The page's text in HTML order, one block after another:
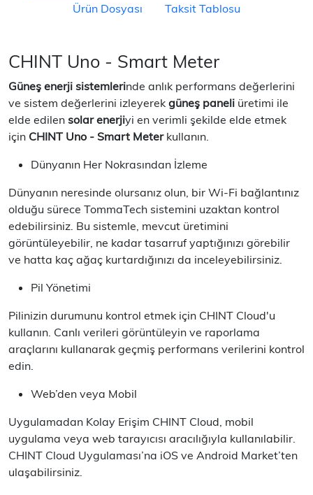
Ürün Dosyası
Taksit Tablosu
CHINT Uno - Smart Meter
Güneş enerji sistemlerinde anlık performans değerlerini
ve sistem değerlerini izleyerek güneş paneli üretimi ile
elde edilen solar enerjiyi en verimli şekilde elde etmek
için CHINT Uno - Smart Meterkullanın.
Dünyanın Her Nokrasından İzleme
Dünyanın neresinde olursanız olun, bir Wi-Fi bağlantınız
olduğu sürece TommaTech sistemini uzaktan kontrol
edebilirsiniz. Bu sistemle, mevcut üretimini
görüntüleyebilir, ne kadar tasarruf yaptığınızı görebilir
ve hatta kaç ağaç kurtardığınızı da inceleyebilirsiniz.
Pil Yönetimi
Pilinizin durumunu kontrol etmek için CHINT Cloud'u
kullanın. Canlı verileri görüntüleyin ve raporlama
araçlarını kullanarak geçmiş performans verilerini kontrol
edin.
Web’den veya Mobil
Uygulamadan Kolay Erişim CHINT Cloud, mobil
uygulama veya web tarayıcısı aracılığıyla kullanılabilir.
CHINT Cloud Uygulaması’na iOS ve Android Market’ten
ulaşabilirsiniz.